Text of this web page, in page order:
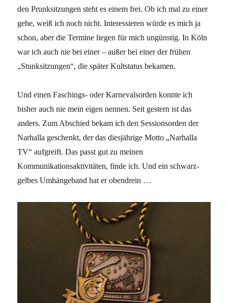
den Prunksitzungen steht es einem frei. Ob ich mal zu einer
gehe, weiß ich noch nicht. Interessieren würde es mich ja
schon, aber die Termine liegen für mich ungünstig. In Köln
war ich auch nie bei einer – außer bei einer der frühen
„Stunksitzungen“, die später Kultstatus bekamen.
Und einen Faschings- oder Karnevalsorden konnte ich
bisher auch nie mein eigen nennen. Seit gestern ist das
anders. Zum Abschied bekam ich den Sessionsorden der
Narhalla geschenkt, der das diesjährige Motto „Narhalla
TV“ aufgreift. Das passt gut zu meinen
Kommunikationsaktivitäten, finde ich. Und ein schwarz-
gelbes Umhängeband hat er obendrein …